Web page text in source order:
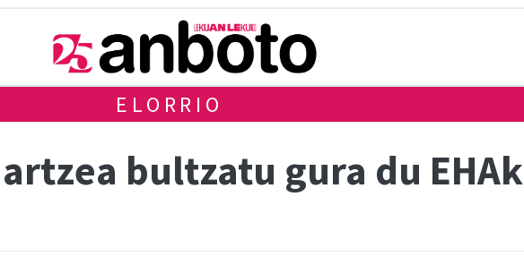
ELORRIO
bultzatu gura du EHAk